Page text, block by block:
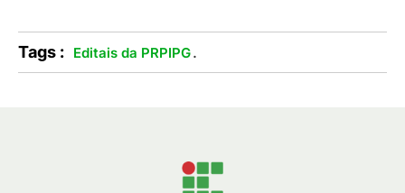
Tags : Editais da PRPIPG.